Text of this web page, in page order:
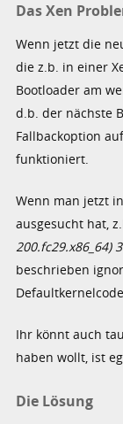
Das Xen
Wenn jetzt die
die z.b. in einer
Bootloader am
d.b. der nächste
Fallbackoption
funktioniert.
Wenn man jetzt
ausgesucht hat,
200.fc29.x86_64)
beschrieben
Ihr könnt auch
haben wollt, ist
Die Lösung